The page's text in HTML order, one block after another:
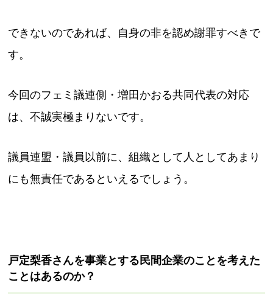
できないのであれば、自身の非を認め謝罪すべきで
す。
今回のフェミ議連側・増田かおる共同代表の対応
は、不誠実極まりないです。
議員連盟・議員以前に、組織として人としてあまり
にも無責任であるといえるでしょう。
戸定梨香さんを事業とする民間企業のことを考えた
ことはあるのか？